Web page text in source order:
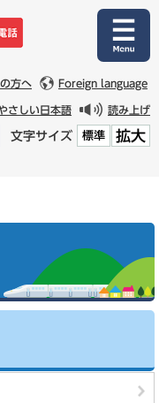
方へ Foreign language
さしい日本語 読み上げ
文字サイズ 標準 拡大